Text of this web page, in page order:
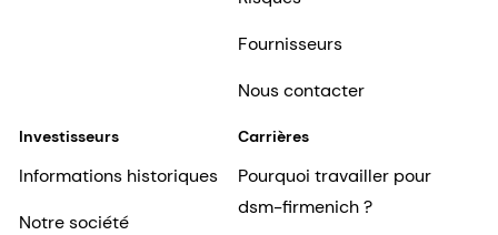
Fournisseurs
Nous contacter
Investisseurs
Informations historiques
Notre société
Carrières
Pourquoi travailler pour
dsm-firmenich ?